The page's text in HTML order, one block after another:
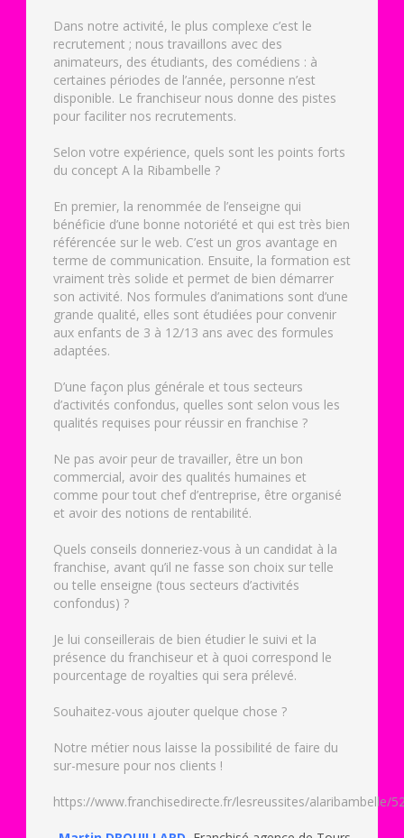
Dans notre activité, le plus complexe c’est le
recrutement ; nous travaillons avec des
animateurs, des étudiants, des comédiens : à
certaines périodes de l’année, personne n’est
disponible. Le franchiseur nous donne des pistes
pour faciliter nos recrutements.
Selon votre expérience, quels sont les points forts
du concept A la Ribambelle ?
En premier, la renommée de l’enseigne qui
bénéficie d’une bonne notoriété et qui est très bien
référencée sur le web. C’est un gros avantage en
terme de communication. Ensuite, la formation est
vraiment très solide et permet de bien démarrer
son activité. Nos formules d’animations sont d’une
grande qualité, elles sont étudiées pour convenir
aux enfants de 3 à 12/13 ans avec des formules
adaptées.
D’une façon plus générale et tous secteurs
d’activités confondus, quelles sont selon vous les
qualités requises pour réussir en franchise ?
Ne pas avoir peur de travailler, être un bon
commercial, avoir des qualités humaines et
comme pour tout chef d’entreprise, être organisé
et avoir des notions de rentabilité.
Quels conseils donneriez-vous à un candidat à la
franchise, avant qu’il ne fasse son choix sur telle
ou telle enseigne (tous secteurs d’activités
confondus) ?
Je lui conseillerais de bien étudier le suivi et la
présence du franchiseur et à quoi correspond le
pourcentage de royalties qui sera prélevé.
Souhaitez-vous ajouter quelque chose ?
Notre métier nous laisse la possibilité de faire du
sur-mesure pour nos clients !
https://www.franchisedirecte.fr/lesreussites/alaribambelle/